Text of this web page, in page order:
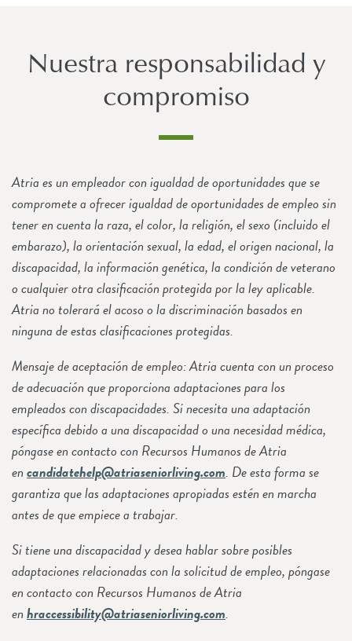
Nuestra responsabilidad y
compromiso
Atria es un empleador con igualdad de oportunidades que se
compromete a ofrecer igualdad de oportunidades de empleo sin
tener en cuenta la raza, el color, la religión, el sexo (incluido el
embarazo), la orientación sexual, la edad, el origen nacional, la
discapacidad, la información genética, la condición de veterano
o cualquier otra clasificación protegida por la ley aplicable.
Atria no tolerará el acoso o la discriminación basados en
ninguna de estas clasificaciones protegidas.
Mensaje de aceptación de empleo: Atria cuenta con un proceso
de adecuación que proporciona adaptaciones para los
empleados con discapacidades. Si necesita una adaptación
específica debido a una discapacidad o una necesidad médica,
póngase en contacto con Recursos Humanos de Atria
encandidatehelp@atriaseniorliving.com. De esta forma se
garantiza que las adaptaciones apropiadas estén en marcha
antes de que empiece a trabajar.
Si tiene una discapacidad y desea hablar sobre posibles
adaptaciones relacionadas con la solicitud de empleo, póngase
en contacto con Recursos Humanos de Atria
enhraccessibility@atriaseniorliving.com.